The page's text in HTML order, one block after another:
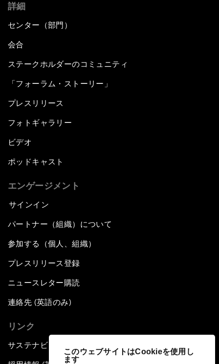
このウェブサイトはCookieを使用し
ます
詳細
センター（部門）
会合
ステークホルダーのコミュニティ
「フォーラム・ストーリー」
プレスリリース
フォトギャラリー
ビデオ
ポッドキャスト
エンゲージメント
サインイン
パートナー（組織）について
参加する（個人、組織）
プレスリリース登録
ニュースレター購読
連絡先 (英語のみ)
リンク
サステナビリティへの取り組み